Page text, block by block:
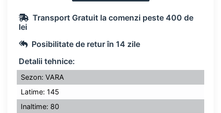
Transport Gratuit la comenzi peste 400 de
lei
Posibilitate de retur în 14 zile
Detalii tehnice:
Sezon: VARA
Latime: 145
Inaltime: 80